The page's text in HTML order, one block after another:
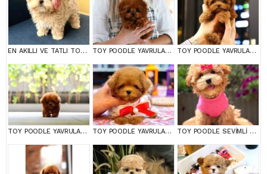
EN AKILLI VE TATLI TOY POODLE BEBEKLERIMIZ TOY POODLE YAVRULARIM TOY POODLE YAVRULARIM
TOY POODLE YAVRULARIM TOY POODLE YAVRULARIM TOY POODLE SEVİMLİ YAVRULAR EV ÜRETİMİ